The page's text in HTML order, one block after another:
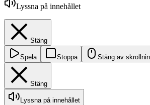
Lyssna på innehållet
Stäng
Spela Stoppa Stäng av
Stäng
Lyssna på innehållet